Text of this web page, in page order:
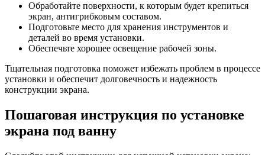
Обработайте поверхности, к которым будет крепиться
экран, антигрибковым составом.
Подготовьте место для хранения инструментов и
деталей во время установки.
Обеспечьте хорошее освещение рабочей зоны.
Тщательная подготовка поможет избежать проблем в процессе
установки и обеспечит долговечность и надежность
конструкции экрана.
Пошаговая инструкция по установке
экрана под ванну